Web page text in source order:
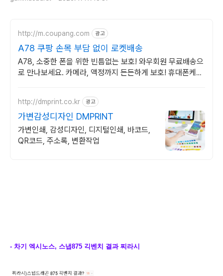
http://m.coupang.com 광고
A78 쿠팡 손목 부담 없이 로켓배송
A78, 소중한 폰을 위한 빈틈없는 보호! 와우회원 무료배송으
로 만나보세요. 카메라, 액정까지 든든하게 보호! 휴대폰케이
http://dmprint.co.kr 광고
가변감성디자인 DMPRINT
가변인쇄, 감성디자인, 디지털인쇄, 바코드,
QR코드, 주소록, 변환작업
- 차기 엑시노스, 스냅875 긱벤치 결과 찌라시